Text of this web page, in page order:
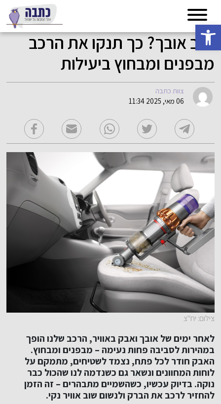
פתח סרגל נגישות
שוב אובך? כך תנקו את הרכב
מבפנים ומבחוץ ביעילות
צוות כתבה
06 מאי, 2025 11:34
צילום: יח"צ
לאחר ימים של אובך ואבק באוויר, הרכב שלנו הופך
במהירות לסביבה פחות נעימה – מבפנים ומבחוץ.
האבק חודר לכל פתח, נצמד לשטיחים, מתמקם על
לוחות המחוונים ונשאר גם כשנדמה לנו שהכול כבר
נוקה. בדיוק עכשיו, כשהשמיים מתבהרים – זה הזמן
להחזיר לרכב את הברק ולנשום שוב אוויר נקי.